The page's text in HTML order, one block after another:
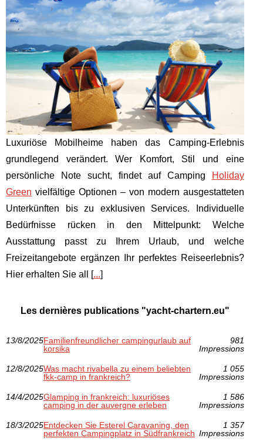
Luxuriöse Mobilheime haben das Camping-Erlebnis
grundlegend verändert. Wer Komfort, Stil und eine
persönliche Note sucht, findet auf Camping
Holiday
Green vielfältige Optionen – von modern ausgestatteten
Unterkünften bis zu exklusiven Services. Individuelle
Bedürfnisse rücken in den Mittelpunkt: Welche
Ausstattung passt zu Ihrem Urlaub, und welche
Freizeitangebote ergänzen Ihr perfektes Reiseerlebnis?
Hier erhalten Sie all [...]
Les dernières publications "yacht-chartern.eu"
13/8/2025Familienfreundlicher campingurlaub auf
korsika
981
Impressions
12/8/2025Was macht rivabella zu einem beliebten
fkk-camp in frankreich?
1 055
Impressions
14/4/2025Glamping in frankreich: luxuriöses
camping in der auvergne erleben
1 586
Impressions
18/3/2025Entdecken Sie Esterel Caravaning, den
perfekten Campingplatz in Südfrankreich
1 357
Impressions